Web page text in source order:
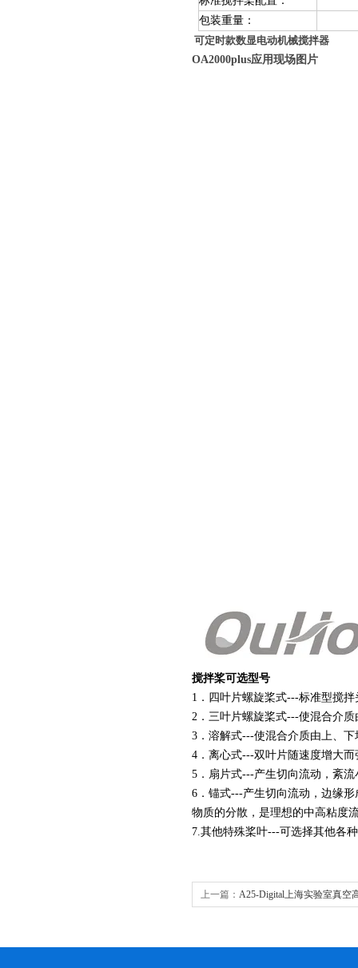
包装重量：
可定时款数显电动机械搅拌器
OA2000plus应用现场图片
搅拌桨可选型号
1 ．四叶片螺旋桨式---标准型搅拌
2 ．三叶片螺旋桨式---使混合介质
3 ．溶解式---使混合介质由上、
4 ．离心式---双叶片随速度增大
5 ．扇片式---产生切向流动，紊
6 ．锚式---产生切向流动，边缘
物质的分散，是理想的中高粘度
7.其他特殊桨叶---可选择其他各
上一篇： A25-Digital上海实验室真空